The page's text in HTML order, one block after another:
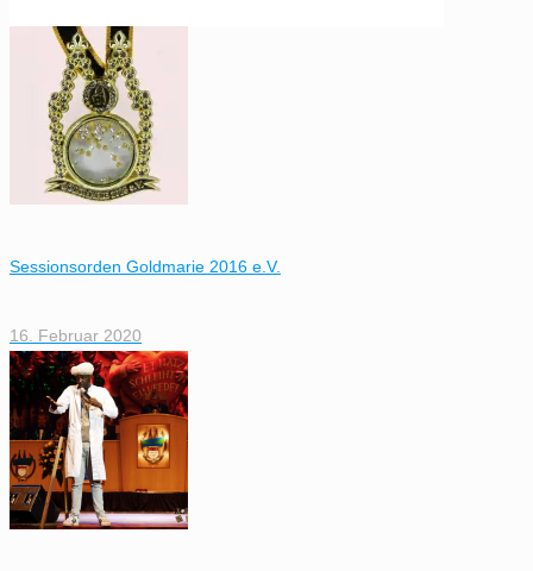
Sessionsorden Goldmarie 2016 e.V.
16. Februar 2020